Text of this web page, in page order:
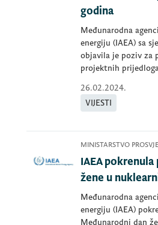
godina
Međunarodna
energiju (IAEA) sa
objavila je poziv za
projektnih
26.02.2024.
VIJESTI
MINISTARSTVO
IAEA
žene u
Međunarodna
energiju (IAEA)
Međunarodni dan